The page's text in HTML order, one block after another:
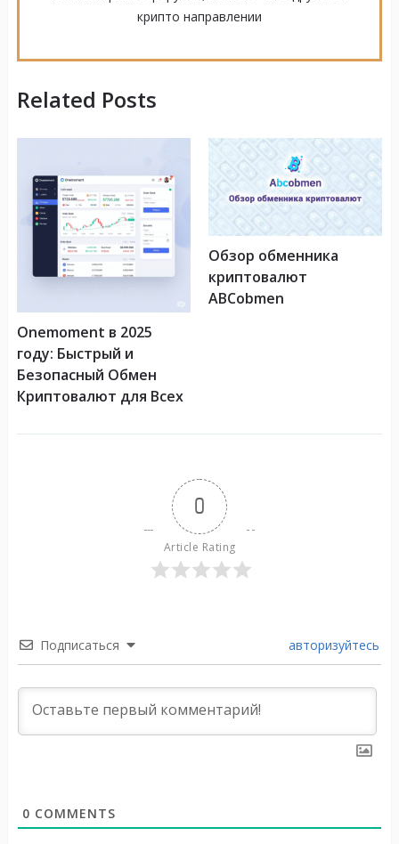
крипто направлении
Related Posts
Onemoment в 2025
году: Быстрый и
Безопасный Обмен
Криптовалют для Всех
Обзор обменника
криптовалют
ABCobmen
0
Article Rating
Подписаться авторизуйтесь
0 COMMENTS